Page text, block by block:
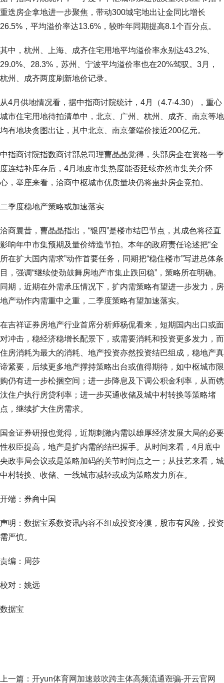
重迭房企拿地进一步聚焦，带动300城宅地出让金同比增长
26.5%，平均溢价率达13.6%，较昨年同期提高8.1个百分点。
其中，杭州、上海、成齐住宅用地平均溢价率永别达43.2%、
29.0%、28.3%，苏州、宁波平均溢价率也在20%驾驭。3月，
杭州、成齐两度刷新地价记录。
从4月供地情况看，据中指商讨院统计，4月（4.7-4.30），重心
城市住宅用地待拍清单中，北京、广州、杭州、成齐、南京等地
均有地块贪图出让，其中北京、南京肇端价接近200亿元。
中指商讨院指数商讨部总司理曹晶晶觉得，头部房企在资格一季
度连结补库存后，4月地皮市集热度能否延续亦然市集关介怀
心，举座来看，洽商中枢城市优质量块仍将蛊卦房企竞拍。
二季度稳地产策略或加速落实
洽商曩昔，曹晶晶指出，“银四”是楼市结巴节点，其成色将径直
影响年中市集预期及量价缔造节拍。本年的政府责任论述把“全
所在扩大国内需求”动作首要任务，同期把“稳住楼市”写进总体条
目，强调“继续使劲鼓舞房地产市集止跌回稳”，策略所在明确。
同期，近期在外需承压情况下，扩内需策略有望进一步发力，房
地产动作内需重中之重，二季度策略有望加速落实。
在吉祥证券房地产行业首席分析师杨侃看来，短期国内出口或面
对冲击，稳经济稳增长配景下，或需要消耗和投资更多发力，而
住房消耗为最大的消耗、地产投资亦然投资结巴组成，稳地产真
谛紧要，后续更多地产撑持策略出台或值得期待，如中枢城市限
购仍有进一步松捆空间；进一步降息及下调公积金利率，从而镌
汰住户执行房贷利率；进一步买通收储及城中村转换等策略堵
点，继续扩大住房需求。
国金证券研报也觉得，近期刺激内需以雄厚经济发展大局的必要
性权臣提高，地产是扩内需的结巴握手。从时间来看，4月底中
央政事局会议或是策略加码的关节时间点之一；从技艺来看，城
中村转换、收储、一线城市减轻或成为策略发力所在。
开端：券商中国
声明：数据宝系数资讯内容不组成投资冷漠，股市有风险，投资
需严慎。
责编：周莎
校对：姚远
数据宝
上一篇： 开yun体育网加速鼓吹跨主体高频流通诳骗-开云官网